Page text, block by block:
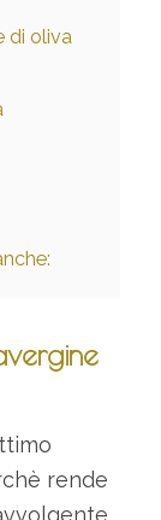
di oliva
rende